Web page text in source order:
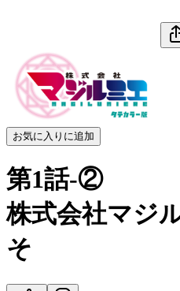
お気に入りに追加
第1話-②
株式会社マジ
そ